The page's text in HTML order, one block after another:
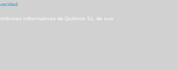
informativas de Quilinox S.L. de sus